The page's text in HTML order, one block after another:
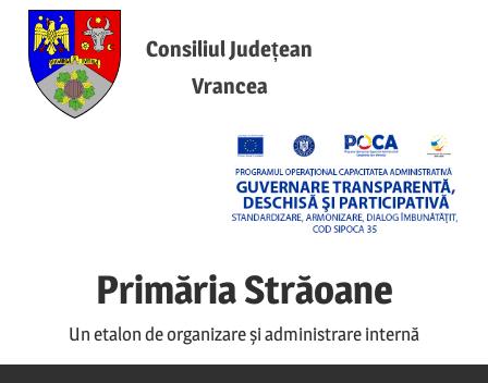
Skip
content
Consiliul Județean
Vrancea
Primăria Străoane
Un etalon de organizare și administrare internă